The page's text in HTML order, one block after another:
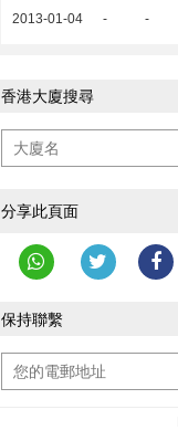
2013-01-04 - -
香港大廈搜尋
分享此頁面
保持聯繫